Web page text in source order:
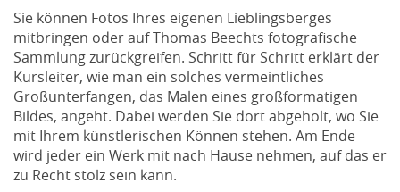
Sie können Fotos Ihres eigenen Lieblingsberges
mitbringen oder auf Thomas Beechts fotografische
Sammlung zurückgreifen. Schritt für Schritt erklärt der
Kursleiter, wie man ein solches vermeintliches
Großunterfangen, das Malen eines großformatigen
Bildes, angeht. Dabei werden Sie dort abgeholt, wo Sie
mit Ihrem künstlerischen Können stehen. Am Ende
wird jeder ein Werk mit nach Hause nehmen, auf das er
zu Recht stolz sein kann.